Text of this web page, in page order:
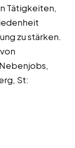
Tätigkeiten,
zu stärken.
St: